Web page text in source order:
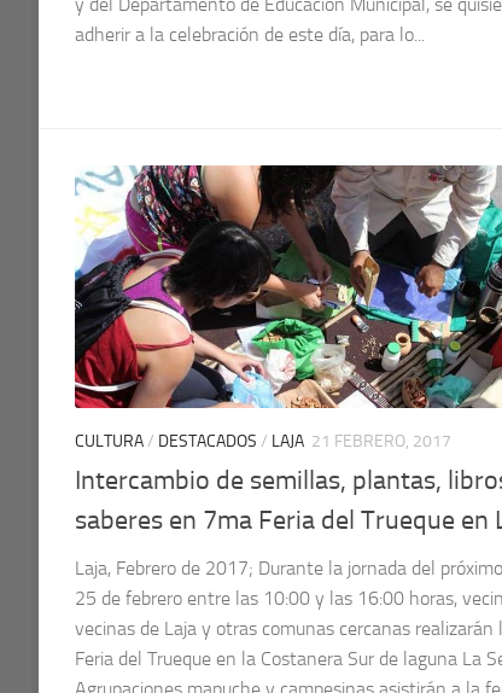
adherir a la celebración de este día, para lo...
CULTURA/ DESTACADOS / LAJA 21 FEBRERO, 2017
Intercambio de semillas, plantas,
saberes en 7ma Feria del Trueque en
Laja, Febrero de 2017; Durante la jornada del
25 de febrero entre las 10:00 y las 16:00 horas,
vecinas de Laja y otras comunas cercanas realizarán
Feria del Trueque en la Costanera Sur de laguna La